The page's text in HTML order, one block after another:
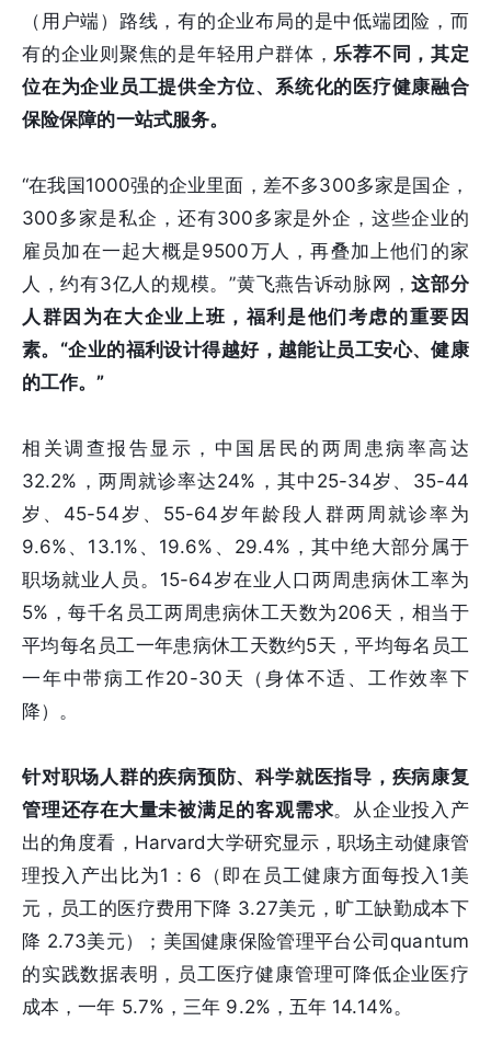
（用户端）路线，有的企业布局的是中低端团险，而
有的企业则聚焦的是年轻用户群体，乐荐不同，其定
位在为企业员工提供全方位、系统化的医疗健康融合
保险保障的一站式服务。
“在我国1000强的企业里面，差不多300多家是国企，
300多家是私企，还有300多家是外企，这些企业的
雇员加在一起大概是9500万人，再叠加上他们的家
人，约有3亿人的规模。”黄飞燕告诉动脉网，这部分
人群因为在大企业上班，福利是他们考虑的重要因
素。“企业的福利设计得越好，越能让员工安心、健康
的工作。”
相关调查报告显示，中国居民的两周患病率高达
32.2%，两周就诊率达24%，其中25-34岁、35-44
岁、45-54岁、55-64岁年龄段人群两周就诊率为
9.6%、13.1%、19.6%、29.4%，其中绝大部分属于
职场就业人员。15-64岁在业人口两周患病休工率为
5%，每千名员工两周患病休工天数为206天，相当于
平均每名员工一年患病休工天数约5天，平均每名员工
一年中带病工作20-30天（身体不适、工作效率下
降）。
针对职场人群的疾病预防、科学就医指导，疾病康复
管理还存在大量未被满足的客观需求。从企业投入产
出的角度看，Harvard大学研究显示，职场主动健康管
理投入产出比为1：6（即在员工健康方面每投入1美
元，员工的医疗费用下降 3.27美元，旷工缺勤成本下
降 2.73美元）；美国健康保险管理平台公司quantum
的实践数据表明，员工医疗健康管理可降低企业医疗
成本，一年 5.7%，三年 9.2%，五年 14.14%。